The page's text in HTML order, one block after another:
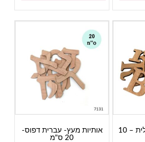
אותיות מעץ – אנגלית – 10
אותיות מעץ- עברית דפוס-
20 ס"מ